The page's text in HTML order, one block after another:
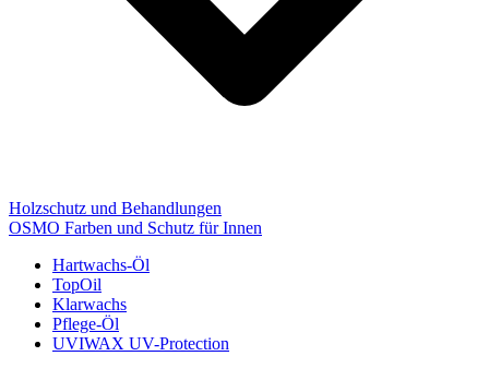
Holzschutz und Behandlungen
OSMO Farben und Schutz für Innen
Hartwachs-Öl
TopOil
Klarwachs
Pflege-Öl
UVIWAX UV-Protection